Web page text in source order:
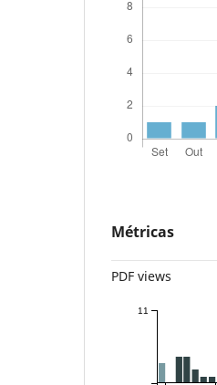
Métricas
PDF views
11